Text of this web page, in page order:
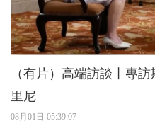
（有片）高端訪談丨專
里尼
08月01日 05:39:07